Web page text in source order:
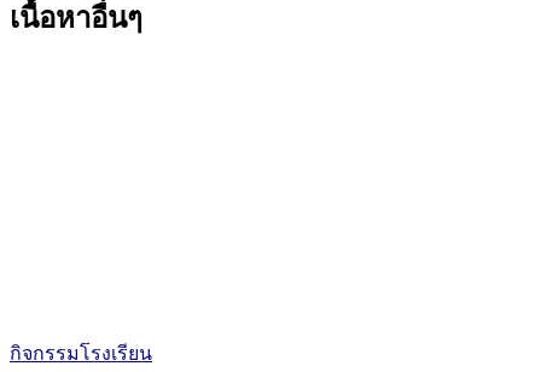
เนื้อหาอื่นๆ
กิจกรรมโรงเรียน